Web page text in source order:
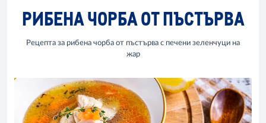
РИБЕНА ЧОРБА ОТ ПЪСТЪРВА
Рецепта за рибена чорба от пъстърва с печени зеленчуци на
жар